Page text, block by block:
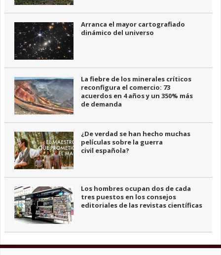
Arranca el mayor cartografiado
dinámico del universo
La fiebre de los minerales críticos
reconfigura el comercio: 73
acuerdos en 4 años y un 350% más
de demanda
¿De verdad se han hecho muchas
películas sobre la guerra
civil española?
Los hombres ocupan dos de cada
tres puestos en los consejos
editoriales de las revistas científicas